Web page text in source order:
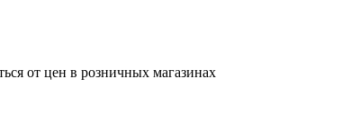
от цен в розничных магазинах